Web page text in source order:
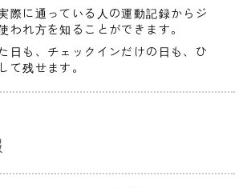
際に通っている人の運動記録からジ
われ方を知ることができます。
日も、チェックインだけの日も、ひ
て残せます。